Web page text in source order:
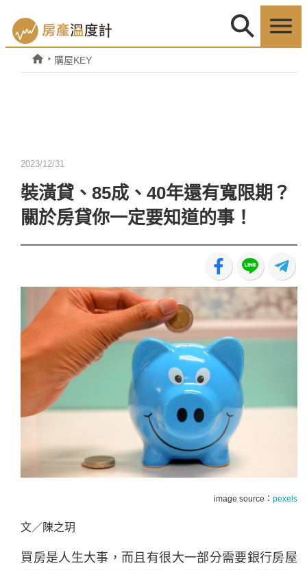
購屋KEY
2023/12/31
裝潢貸、85成、40年還有寬限期？
關於房貸你一定要知道的事！
image source： pexels
文／陳之玥
買房是人生大事，而且有很大一部分需要銀行房屋